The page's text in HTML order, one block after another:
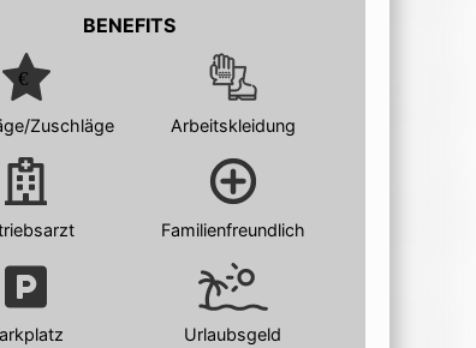
BENEFITS
Zuschläge Arbeitskleidung
Familienfreundlich
Urlaubsgeld